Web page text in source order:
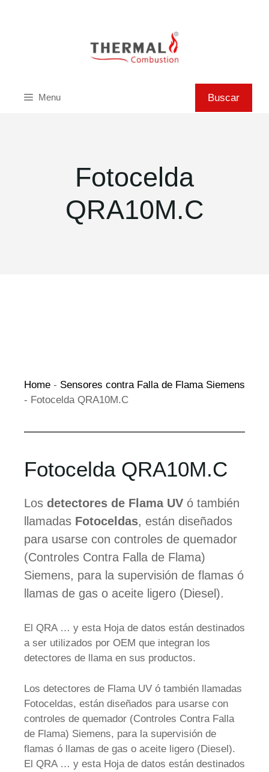
Menu Buscar
Fotocelda
QRA10M.C
Home - Sensores contra Falla de Flama Siemens
- Fotocelda QRA10M.C
Fotocelda QRA10M.C
Los detectores de Flama UV ó también
llamadas Fotoceldas, están diseñados
para usarse con controles de quemador
(Controles Contra Falla de Flama)
Siemens, para la supervisión de flamas ó
llamas de gas o aceite ligero (Diesel).
El QRA … y esta Hoja de datos están destinados
a ser utilizados por OEM que integran los
detectores de llama en sus productos.
Los detectores de Flama UV ó también llamadas
Fotoceldas, están diseñados para usarse con
controles de quemador (Controles Contra Falla
de Flama) Siemens, para la supervisión de
flamas ó llamas de gas o aceite ligero (Diesel).
El QRA … y esta Hoja de datos están destinados